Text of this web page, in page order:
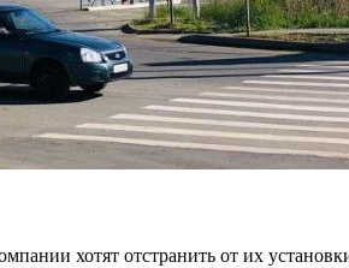
хотят отстранить от их